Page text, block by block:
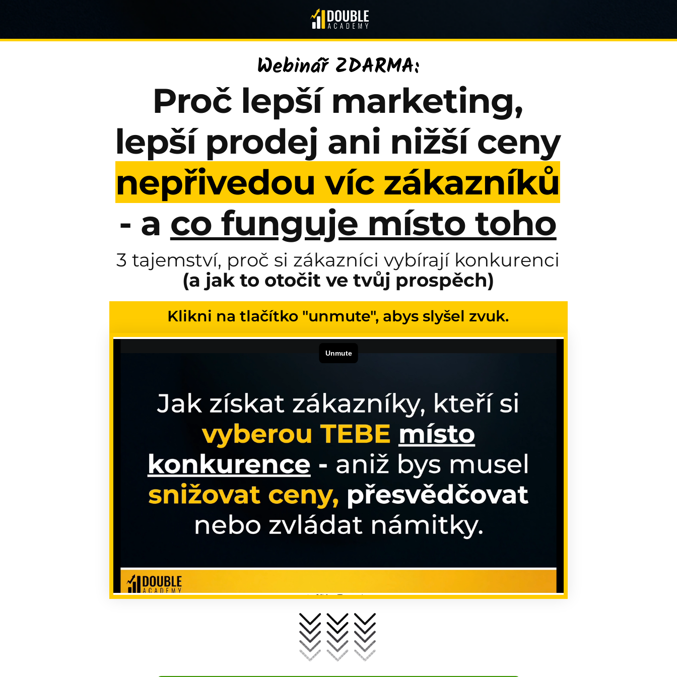
Webinář ZDARMA:
Proč lepší marketing,
lepší prodej ani nižší ceny
nepřivedou víc zákazníků
- a co funguje místo toho
3 tajemství, proč si zákazníci vybírají konkurenci
(a jak to otočit ve tvůj prospěch)
Klikni na tlačítko "unmute", abys slyšel zvuk.